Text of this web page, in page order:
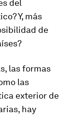
del
Y, más
de
las formas
las
exterior de
hay